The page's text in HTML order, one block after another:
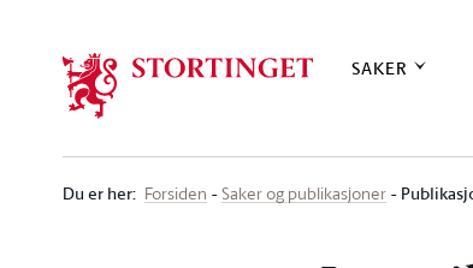
SAKER
Du er her: Forsiden Saker og publikasjoner